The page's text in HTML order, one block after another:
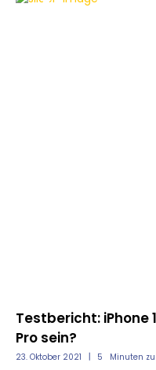
SMARTPHONES
Testbericht: iPhone
Pro sein?
23. Oktober 2021 5 Minuten